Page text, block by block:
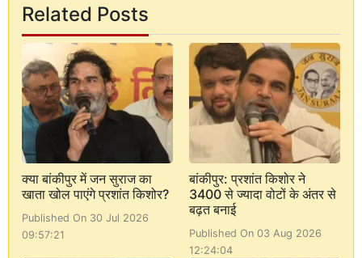
Related Posts
क्या बांकीपुर में जन सुराज का
खाता खोल पाएंगे प्रशांत किशोर?
Published On 30 Jul 2026
09:57:21
बांकीपुर: प्रशांत किशोर ने
3400 से ज्यादा वोटों के अंतर से
बढ़त बनाई
Published On 03 Aug 2026
12:24:04